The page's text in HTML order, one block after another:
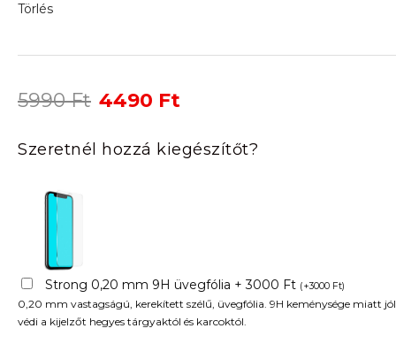
Törlés
5990Ft Original
was:
5990 Ft.
4490 Ft
is:
4490 Ft.
Szeretnél hozzá kiegészítőt?
Strong 0,20 mm 9H üvegfólia + 3000 Ft (+3000 Ft)
0,20 mm vastagságú, kerekített szélű, üvegfólia. 9H keménysége miatt jól
védi a kijelzőt hegyes tárgyaktól és karcoktól.